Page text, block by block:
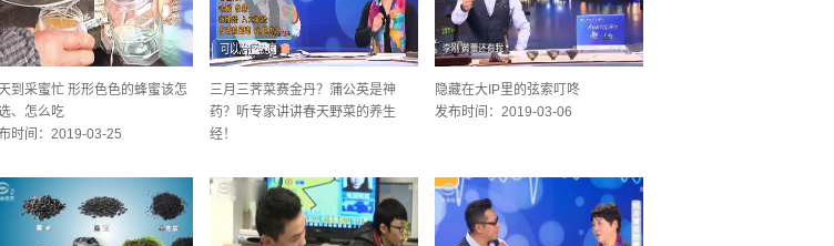
到采蜜忙 形形色色的蜂蜜该怎
、怎么吃
时间：2019-03-25
三月三荠菜赛金丹？蒲公英是神
药？听专家讲讲春天野菜的养生
经！
隐藏在大IP里的弦索叮咚
发布时间：2019-03-06